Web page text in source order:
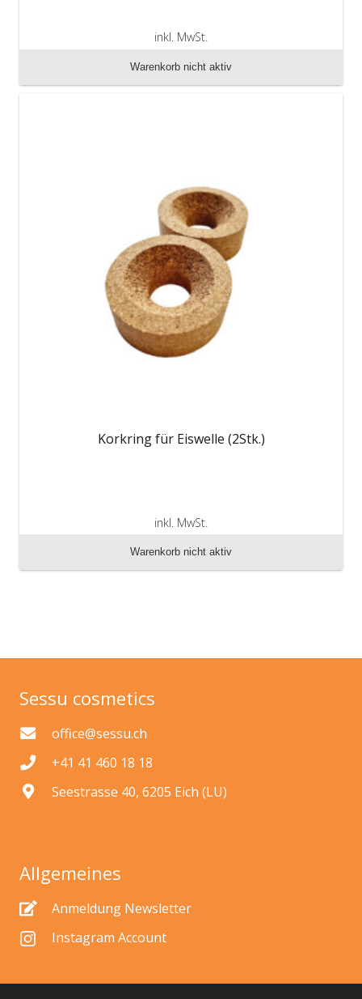
inkl. MwSt.
zzgl. Versandkosten
Warenkorb nicht aktiv
Korkring für Eiswelle (2Stk.)
inkl. MwSt.
zzgl. Versandkosten
Warenkorb nicht aktiv
Sessu cosmetics
office@sessu.ch
+41 41 460 18 18
Seestrasse 40, 6205 Eich (LU)
Allgemeines
Anmeldung Newsletter
Instagram Account